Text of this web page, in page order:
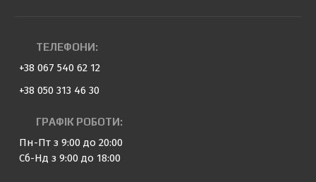
ТЕЛЕФОНИ:
+38 067 540 62 12
+38 050 313 46 30
ГРАФІК РОБОТИ:
Пн-Пт з 9:00 до 20:00
Сб-Нд з 9:00 до 18:00